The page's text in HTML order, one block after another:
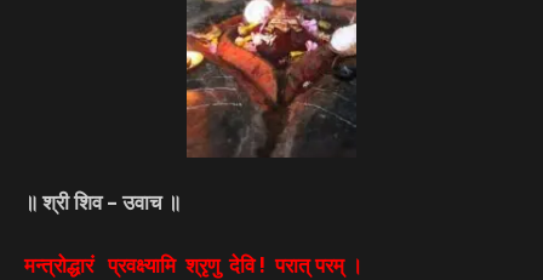
॥ श्री शिव – उवाच ॥
मन्त्रोद्धारं प्रवक्ष्यामि श्रृणु देवि ! परात् परम् ।